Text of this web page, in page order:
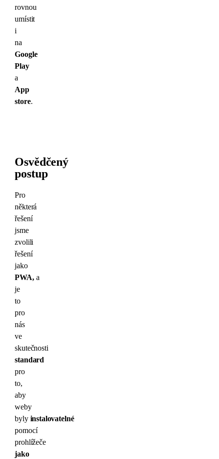
rovnou
umístit
i
na
Google
Play
a
App
store.
Osvědčený
postup
Pro
některá
řešení
jsme
zvolili
řešení
jako
PWA,a
je
to
pro
nás
ve
skutečnosti
standard
pro
to,
aby
weby
byly instalovatelné
pomocí
prohlížeče
jako